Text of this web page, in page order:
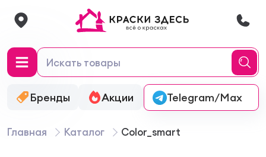
Бренды Акции Онлайн-колеровка
Telegram/Max
Главная Каталог Color_smart